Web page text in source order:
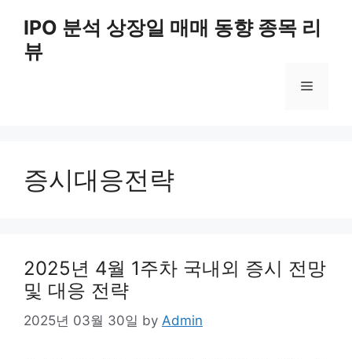
content
IPO 분석 상장일 매매 동향 종목 리
뷰
Menu
증시대응전략
2025년 4월 1주차 국내외 증시 전망
및 대응 전략
2025년 03월 30일 by Admin